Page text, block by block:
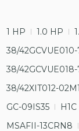
1 HP 1.0 HP
38/
38/
38/42XIT012-
GC-09IS35
MSAFII-13CRN8